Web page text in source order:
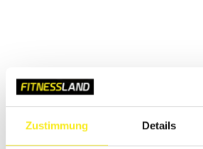
Zustimmung Details